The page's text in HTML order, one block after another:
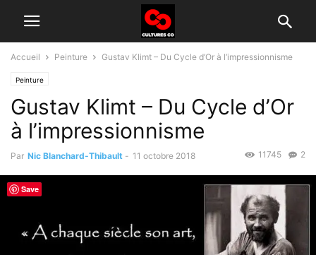
Accueil Peinture Gustav Klimt – Du Cycle d’Or à l’impressionnisme
Peinture
Gustav Klimt – Du Cycle d’Or
à l’impressionnisme
Par Nic Blanchard-Thibault - 11 octobre 2018 2
11745
Save